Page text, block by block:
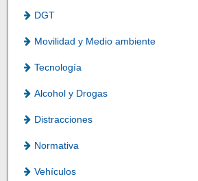
DGT
Movilidad y Medio ambiente
Tecnología
Alcohol y Drogas
Distracciones
Normativa
Vehículos